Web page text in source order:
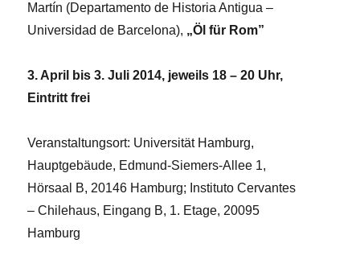
Martín (Departamento de Historia Antigua –
Universidad de Barcelona), „Öl für Rom”
3. April bis 3. Juli 2014, jeweils 18 – 20 Uhr,
Eintritt frei
Veranstaltungsort: Universität Hamburg,
Hauptgebäude, Edmund-Siemers-Allee 1,
Hörsaal B, 20146 Hamburg; Instituto Cervantes
– Chilehaus, Eingang B, 1. Etage, 20095
Hamburg